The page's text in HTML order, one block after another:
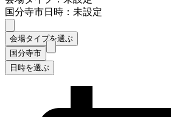
国分寺市日時：未設定
会場タイプを選ぶ
国分寺市
日時を選ぶ